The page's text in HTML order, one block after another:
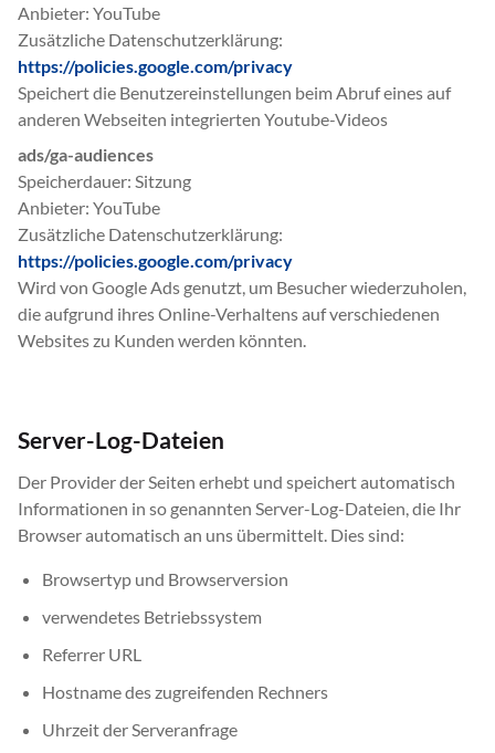
Anbieter YouTube
Zusätzliche Datenschutzerklärung
https://policies.google.com/privacy
Speichert die Benutzereinstellungen beim Abruf eines auf
anderen Webseiten integrierten Youtube-Videos
ads/ga-audiences
Speicherdauer Sitzung
Anbieter YouTube
Zusätzliche Datenschutzerklärung
https://policies.google.com/privacy
Wird von Google Ads genutzt, um Besucher wiederzuholen,
die aufgrund ihres Online-Verhaltens auf verschiedenen
Websites zu Kunden werden könnten.
Server-Log-Dateien
Der Provider der Seiten erhebt und speichert automatisch
Informationen in so genannten Server-Log-Dateien, die Ihr
Browserautomatisch an uns übermittelt. Dies sind:
Browsertyp und Browserversion
verwendetes Betriebssystem
Referrer URL
Hostname des zugreifenden Rechners
Uhrzeit der Serveranfrage